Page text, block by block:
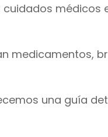
médicos
medicamentos,
una guía